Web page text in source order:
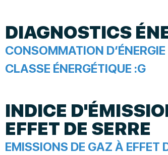
DIAGNOSTICS
CONSOMMATION
CLASSE ÉNERGÉTIQUE :G
INDICE
EFFET DE SERRE
EMISSIONS DE GAZ À EFFET